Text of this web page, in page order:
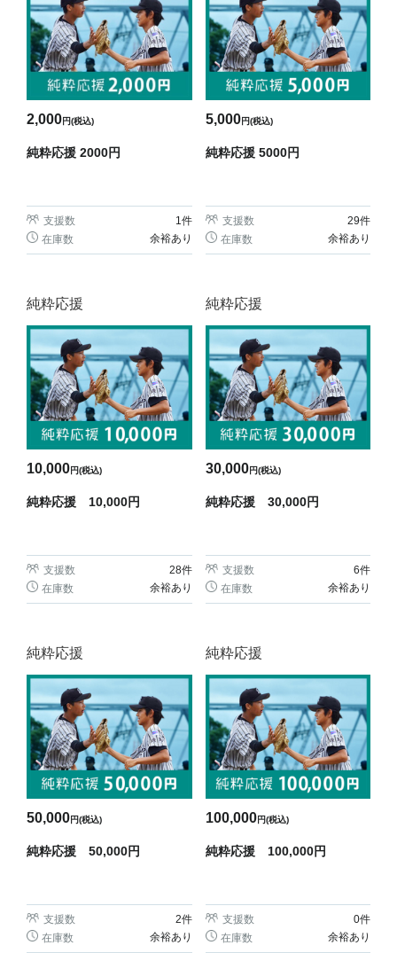
2,000円(税込)
純粋応援 2000円
支援数 1件
在庫数
余裕あり
5,000円(税込)
純粋応援 5000円
支援数 29件
在庫数
余裕あり
純粋応援
10,000円(税込)
純粋応援 10,000円
支援数 28件
在庫数
余裕あり
純粋応援
30,000円(税込)
純粋応援 30,000円
支援数 6件
在庫数
余裕あり
純粋応援
50,000円(税込)
純粋応援 50,000円
支援数 2件
在庫数
余裕あり
純粋応援
100,000円(税込)
純粋応援 100,000円
支援数 0件
在庫数
余裕あり